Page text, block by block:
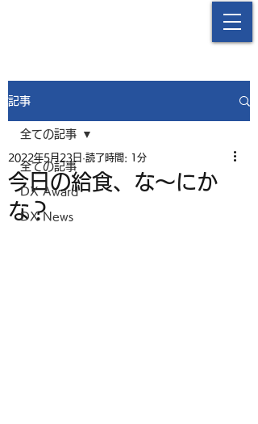
記事
全ての記事
DX Award
DX News
全ての記事
今日の給食、な〜にか
な？
2022年5月23日 読了時間: 1分